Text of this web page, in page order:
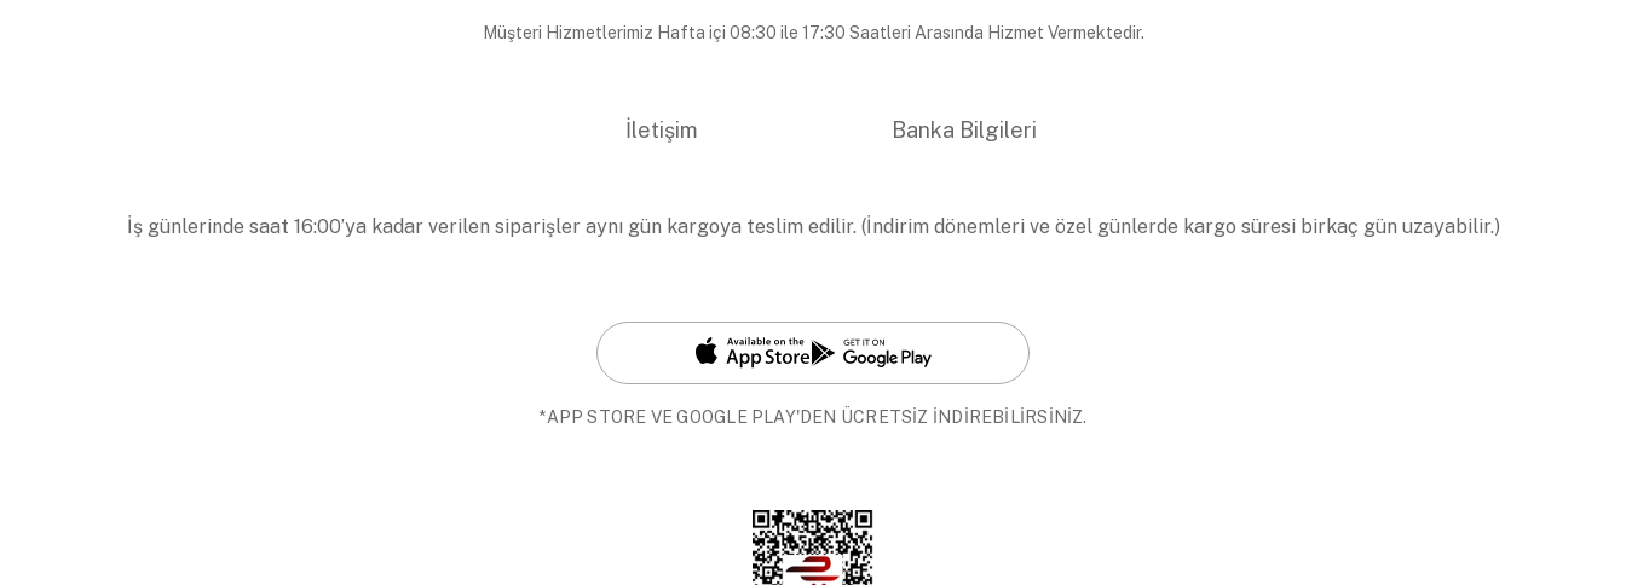
Müşteri Hizmetlerimiz Hafta içi 08:30 ile 17:30 Saatleri Arasında Hizmet Vermektedir.
İletişim Banka Bilgileri
İş günlerinde saat 16:00’ya kadar verilen siparişler aynı gün kargoya teslim edilir. (İndirim dönemleri ve özel günlerde kargo süresi birkaç gün uzayabilir.)
*APP STORE VE GOOGLE PLAY'DEN ÜCRETSİZ İNDİREBİLİRSİNİZ.